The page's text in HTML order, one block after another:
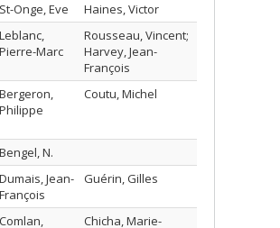
St-Onge, Eve
Haines, Victor
Leblanc,
Pierre-Marc
Rousseau, Vincent;
Harvey, Jean-
François
Bergeron,
Philippe
Coutu, Michel
Bengel, N.
Dumais, Jean-
François
Guérin, Gilles
Comlan,
Chicha, Marie-